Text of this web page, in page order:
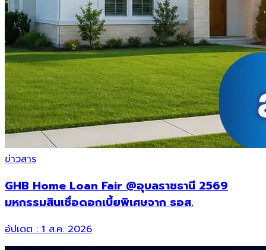
ข่าวสาร
GHB Home Loan Fair @อุบลราชธานี 2569
มหกรรมสินเชื่อดอกเบี้ยพิเศษจาก ธอส.
อัปเดต : 1 ส.ค. 2026